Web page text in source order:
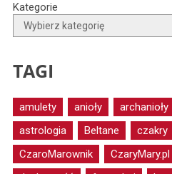
Kategorie
TAGI
amulety anioły
archanioły
astrologia
Beltane
czakry
CzaroMarownik
CzaryMary.pl